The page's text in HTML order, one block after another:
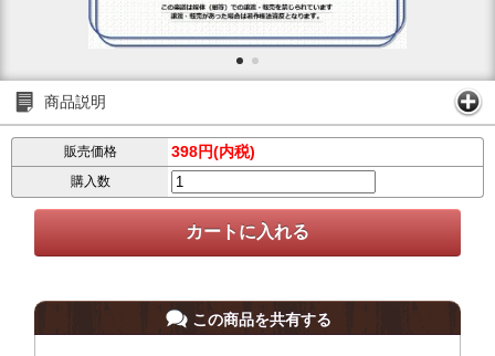
商品説明
販売価格 398円(内税)
購入数
この商品を共有する